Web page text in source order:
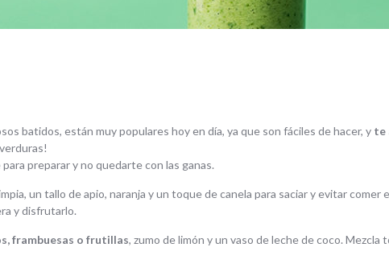
batidos, están muy populares hoy en día, ya que son fáciles de hacer, y te
preparar y no quedarte con las ganas.
un tallo de apio, naranja y un toque de canela para saciar y evitar comer
y disfrutarlo.
frambuesas o frutillas, zumo de limón y un vaso de leche de coco. Mezcla